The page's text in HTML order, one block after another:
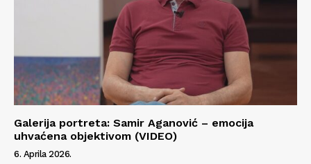
Galerija portreta: Samir Aganović – emocija
uhvaćena objektivom (VIDEO)
6. Aprila 2026.